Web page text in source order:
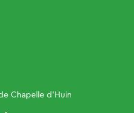
Chapelle d’Huin